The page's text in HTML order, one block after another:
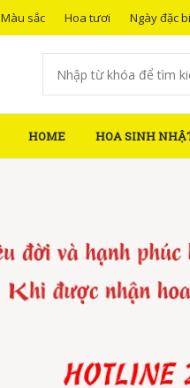
Màu sắc Hoa tươi Ngày đặc
HOME HOA SINH